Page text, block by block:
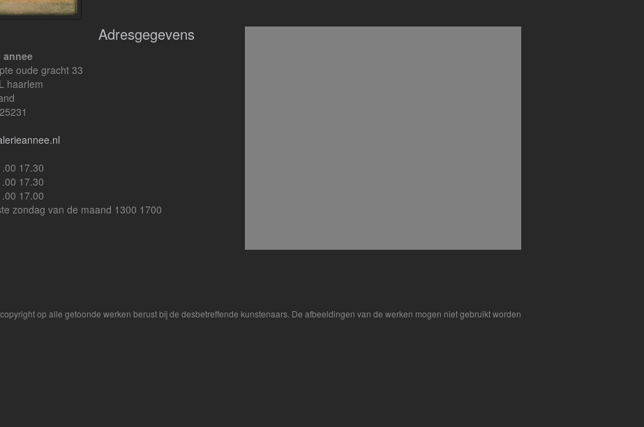
Adresgegevens
annee
oude gracht 33
haarlem
17.30
17.30
17.00
zondag van de maand 1300 1700
copyright op alle getoonde werken berust bij de desbetreffende kunstenaars. De afbeeldingen van de werken mogen niet gebruikt worden